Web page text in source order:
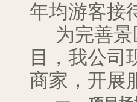
年均游客接
为完善景
目
， 我公司
商家 ， 开展